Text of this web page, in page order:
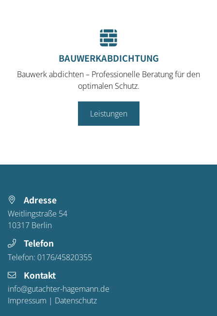
BAUWERKABDICHTUNG
Bauwerk abdichten – Professionelle Beratung für den
optimalen Schutz.
Leistungen
Adresse
Weitlingstraße 54
10317 Berlin
Telefon
Telefon: 0176/45820355
Kontakt
info@gutachter-hagemann.de
Impressum | Datenschutz